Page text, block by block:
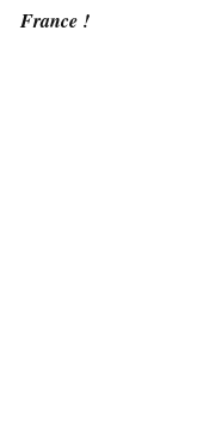
France !